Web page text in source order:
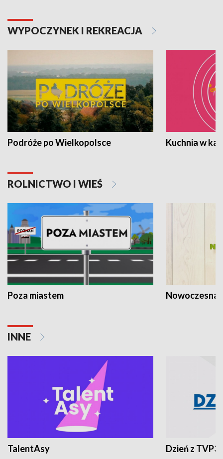
WYPOCZYNEK I REKREACJA
Podróże po Wielkopolsce Kuchnia w
ROLNICTWO I WIEŚ
Poza miastem Nowoczesna
INNE
TalentAsy Dzień z TVP3